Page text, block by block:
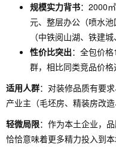
规模实力背书：2000
元、整层办公（喷水
（中铁阅山湖、铁建
性价比突出：全包价
群，相比同类竞品价格
适用人群：对装修品质有要
产业主（毛坯房、精装房改造
轻微局限：作为本土企业，
恰恰意味着更多精力投入到